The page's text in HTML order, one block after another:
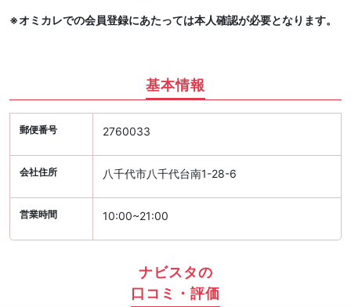
※オミカレでの会員登録にあたっては本人確認が必要となります。
基本情報
郵便番号 2760033
会社住所 八千代市八千代台南1-28-6
営業時間 10:00~21:00
ナビスタの
口コミ・評価